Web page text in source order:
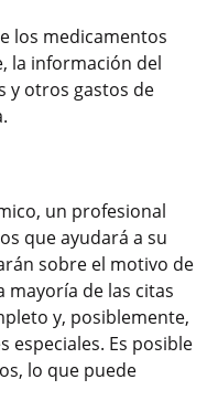
los medicamentos
la información del
y otros gastos de
un profesional
que ayudará a su
sobre el motivo de
mayoría de las citas
y, posiblemente,
especiales. Es posible
lo que puede